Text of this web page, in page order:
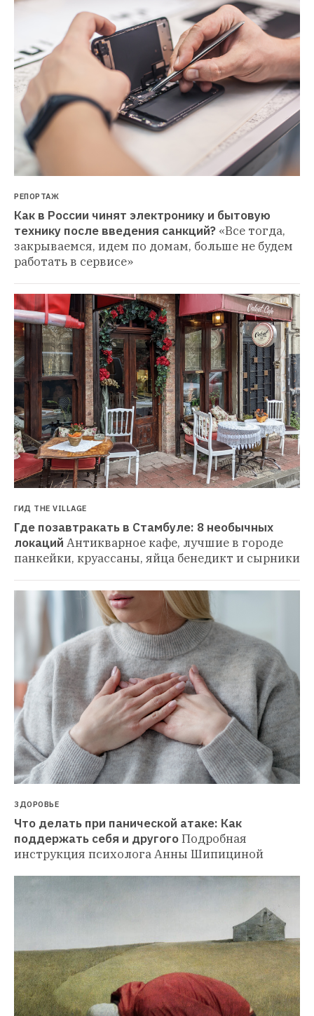
РЕПОРТАЖ
Как в России чинят электронику и бытовую
технику после введения санкций? «Все тогда,
закрываемся, идем по домам, больше не будем
работать в сервисе»
ГИД THE VILLAGE
Где позавтракать в Стамбуле: 8 необычных
локаций Антикварное кафе, лучшие в городе
панкейки, круассаны, яйца бенедикт и сырники
ЗДОРОВЬЕ
Что делать при панической атаке: Как
поддержать себя и другогоПодробная
инструкция психолога Анны Шипициной